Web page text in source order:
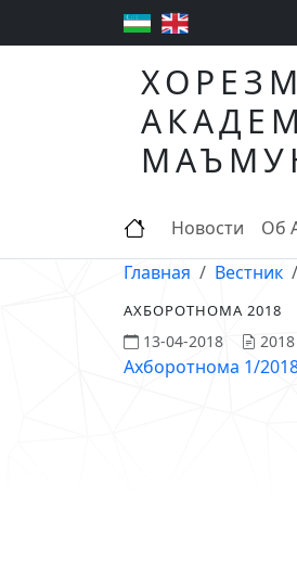
Новости Об
Главная
Вестник
АХБОРОТНОМА 2018
13-04-2018 2018
Ахборотнома 1/